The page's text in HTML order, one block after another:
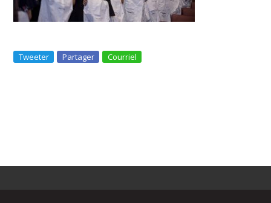
Tweeter Partager Courriel